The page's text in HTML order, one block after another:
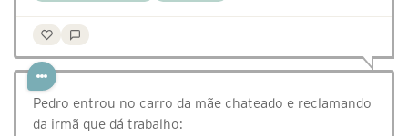
Pedro entrou no carro da mãe chateado e reclamando
da irmã que dá trabalho: